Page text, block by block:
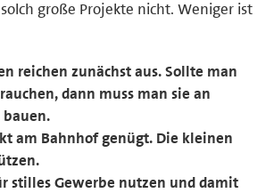
große Projekte nicht. Weniger ist
reichen zunächst aus. Sollte man
dann muss man sie an
am Bahnhof genügt. Die kleinen
stilles Gewerbe nutzen und damit